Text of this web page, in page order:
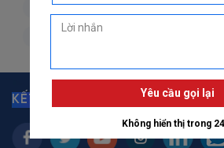
giấy dán tường giả gỗ giấy dán
KẾT NỐI VỚI GIẤY DÁN TƯỜNG